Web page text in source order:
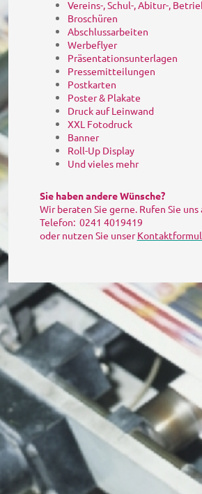
Vereins-, Schul-, Abitur-,
Broschüren
Abschlussarbeiten
Werbeflyer
Präsentationsunterlagen
Pressemitteilungen
Postkarten
Poster & Plakate
Druck auf Leinwand
XXL Fotodruck
Banner
Roll-Up Display
Und vieles mehr
Sie haben andere Wünsche?
Wir beraten Sie gerne. Rufen Sie uns
Telefon: 0241 4019419
oder nutzen Sie unser